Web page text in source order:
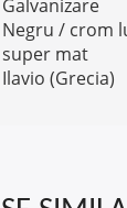
Galvanizare
Negru / crom
super mat
Ilavio (Grecia)